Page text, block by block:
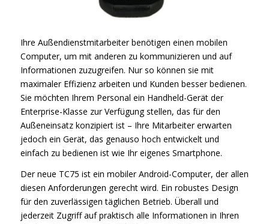
Ihre Außendienstmitarbeiter benötigen einen mobilen
Computer, um mit anderen zu kommunizieren und auf
Informationen zuzugreifen. Nur so können sie mit
maximaler Effizienz arbeiten und Kunden besser bedienen.
Sie möchten Ihrem Personal ein Handheld-Gerät der
Enterprise-Klasse zur Verfügung stellen, das für den
Außeneinsatz konzipiert ist – Ihre Mitarbeiter erwarten
jedoch ein Gerät, das genauso hoch entwickelt und
einfach zu bedienen ist wie Ihr eigenes Smartphone.
Der neue TC75 ist ein mobiler Android-Computer, der allen
diesen Anforderungen gerecht wird. Ein robustes Design
für den zuverlässigen täglichen Betrieb. Überall und
jederzeit Zugriff auf praktisch alle Informationen in Ihren